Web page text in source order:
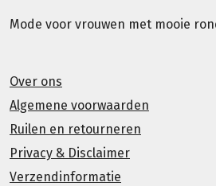
Mode voor vrouwen met mooie
Over ons
Algemene voorwaarden
Ruilen en retourneren
Privacy & Disclaimer
Verzendinformatie